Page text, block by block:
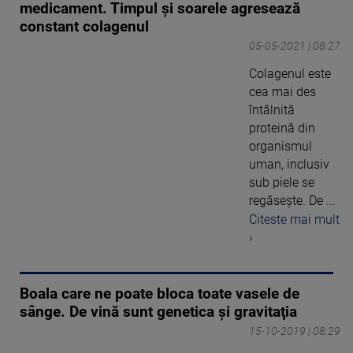
medicament. Timpul și soarele agresează
constant colagenul
05-05-2021 | 08:27
Colagenul este
cea mai des
întâlnită
proteină din
organismul
uman, inclusiv
sub piele se
regăsește. De ...
Citeste mai mult
›
Boala care ne poate bloca toate vasele de
sânge. De vină sunt genetica şi gravitaţia
15-10-2019 | 08:29